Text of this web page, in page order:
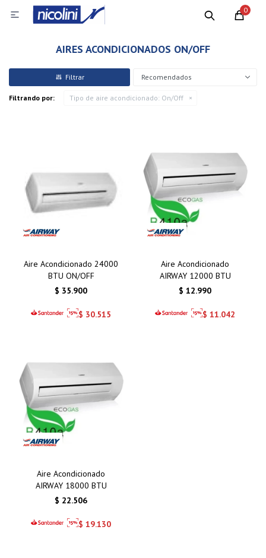
0

AIRES ACONDICIONADOS ON/OFF
Recomendados
Filtrando por: Tipo de aire acondicionado: On/Off
Aire Acondicionado 24000
BTU ON/OFF
$ 35.900
$ 30.515
Aire Acondicionado
AIRWAY 12000 BTU
$ 12.990
$ 11.042
Aire Acondicionado
AIRWAY 18000 BTU
$ 22.506
$ 19.130